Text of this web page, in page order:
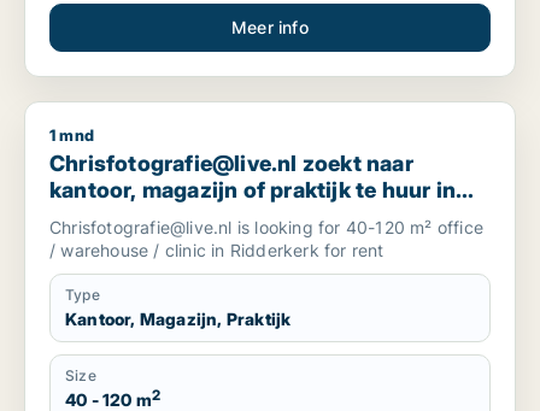
Meer info
Chrisfotografie@live.nl zoekt naar kantoor, magazijn of
1 mnd
Chrisfotografie@live.nl zoekt naar
kantoor, magazijn of praktijk te huur in
Ridderkerk, The Netherlands
Chrisfotografie@live.nl is looking for 40-120 m² office
/ warehouse / clinic in Ridderkerk for rent
Type
Kantoor, Magazijn, Praktijk
Size
40 - 120 m2